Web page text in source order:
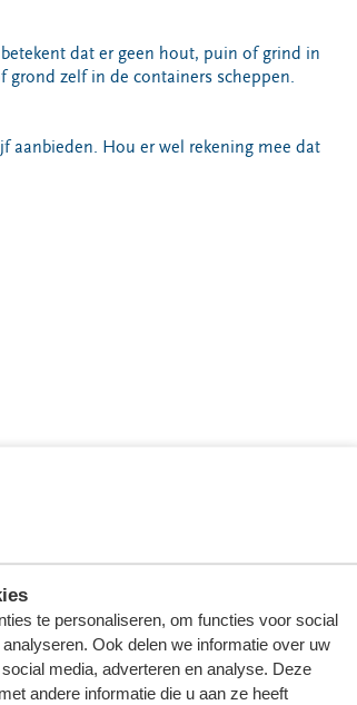
te personaliseren, om functies voor social
Ook delen we informatie over uw
media, adverteren en analyse. Deze
andere informatie die u aan ze heeft
dat er geen hout, puin of grind in
grond zelf in de containers scheppen.
aanbieden. Hou er wel rekening mee dat
Ooststellingwerf tegen het tarief van €